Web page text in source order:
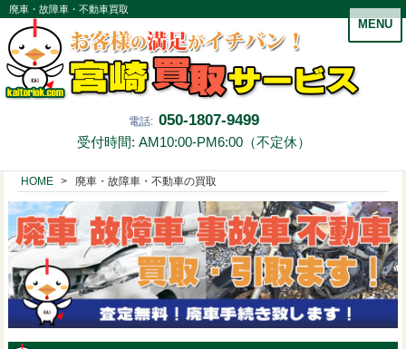
廃車・故障車・不動車買取
電話: 050-1807-9499
受付時間: AM10:00-PM6:00（不定休）
MENU
HOME 廃車・故障車・不動車の買取